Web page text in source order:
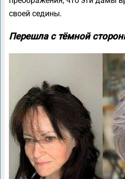
своей седины.
Перешла с тёмной